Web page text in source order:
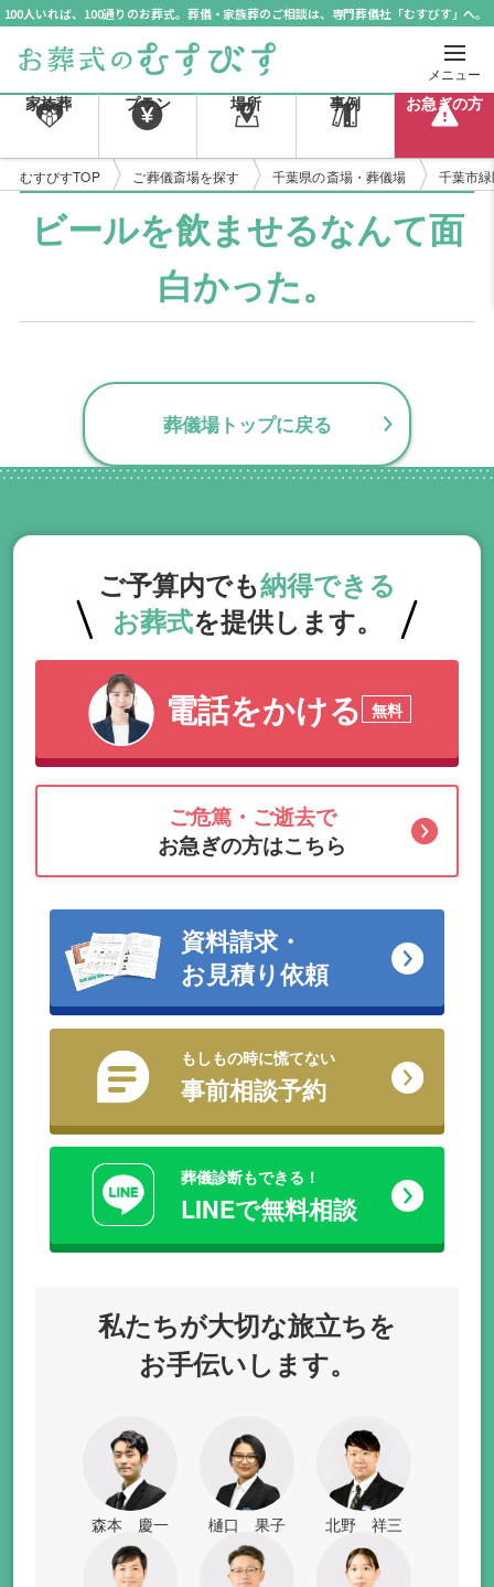
100人いれば、100通りのお葬式。葬儀・家族葬のご相談は、専門葬儀社「むすびす」へ。
メニュー
家族葬 プラン 場所 事例 お急ぎの方
むすびすTOP ご葬儀斎場を探す 千葉県の斎場・葬儀場 千葉市
ビールを飲ませるなんて面
白かった。
葬儀場トップに戻る
ご予算内でも納得できる
お葬式を提供します。
電話をかける 無料
ご危篤・ご逝去で
お急ぎの方はこちら
資料請求・
お見積り依頼
もしもの時に慌てない
事前相談予約
葬儀診断もできる！
LINEで無料相談
私たちが大切な旅立ちを
お手伝いします。
森本 慶一 樋口 果子 北野 祥三